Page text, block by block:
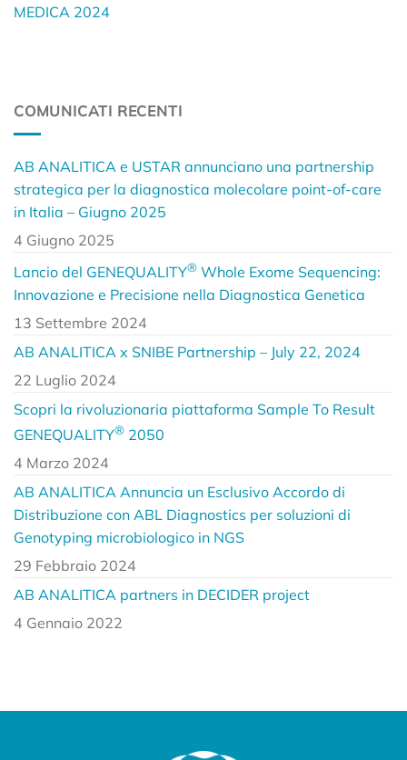
MEDICA 2024
COMUNICATI RECENTI
AB ANALITICA e USTAR annunciano una partnership
strategica per la diagnostica molecolare point-of-care
in Italia – Giugno 2025
4 Giugno 2025
Lancio del GENEQUALITY® Whole Exome Sequencing:
Innovazione e Precisione nella Diagnostica Genetica
13 Settembre 2024
AB ANALITICA x SNIBE Partnership – July 22, 2024
22 Luglio 2024
Scopri la rivoluzionaria piattaforma Sample To Result
GENEQUALITY® 2050
4 Marzo 2024
AB ANALITICA Annuncia un Esclusivo Accordo di
Distribuzione con ABL Diagnostics per soluzioni di
Genotyping microbiologico in NGS
29 Febbraio 2024
AB ANALITICA partners in DECIDER project
4 Gennaio 2022